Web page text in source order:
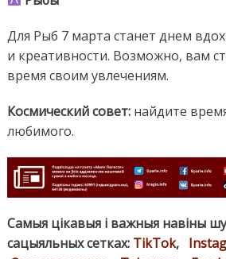
Для Рыб 7 марта станет днем
и креативности. Возможно, вам
время своим увлечениям.
Космический совет: найдите
любимого.
Самыя цікавыя і важныя навіны
сацыяльных сетках: TikTok,